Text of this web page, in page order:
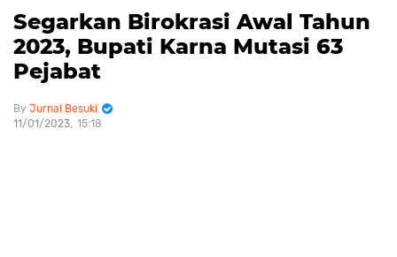
Segarkan Birokrasi Awal Tahun
2023, Bupati Karna Mutasi 63
Pejabat
Jurnal Besuki
11/01/2023 15:18